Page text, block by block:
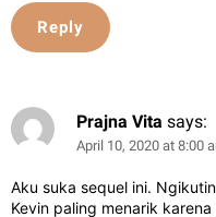
Reply
Prajna Vita says:
April 10, 2020 at 8:00
Aku suka sequel ini.
Kevin paling menarik